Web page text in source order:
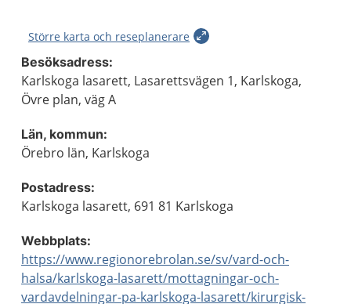
Större karta och reseplanerare
Besöksadress:
Karlskoga lasarett, Lasarettsvägen 1, Karlskoga,
Övre plan, väg A
Län, kommun:
Örebro län, Karlskoga
Postadress:
Karlskoga lasarett, 691 81 Karlskoga
Webbplats:
https://www.regionorebrolan.se/sv/vard-och-
halsa/karlskoga-lasarett/mottagningar-och-
vardavdelningar-pa-karlskoga-lasarett/kirurgisk-